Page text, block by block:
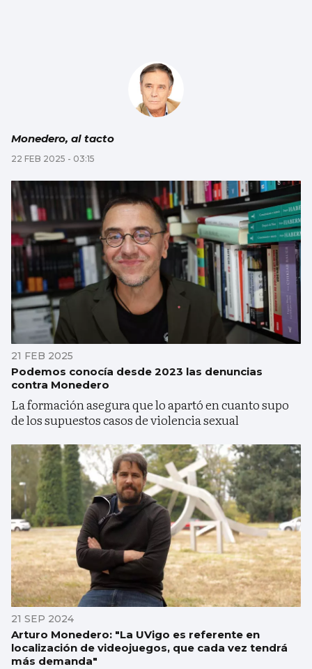
Monedero, al tacto
22 FEB 2025 - 03:15
21 FEB 2025
Podemos conocía desde 2023 las denuncias
contra Monedero
La formación asegura que lo apartó en cuanto supo
de los supuestos casos de violencia sexual
21 SEP 2024
Arturo Monedero: "La UVigo es referente en
localización de videojuegos, que cada vez tendrá
más demanda"